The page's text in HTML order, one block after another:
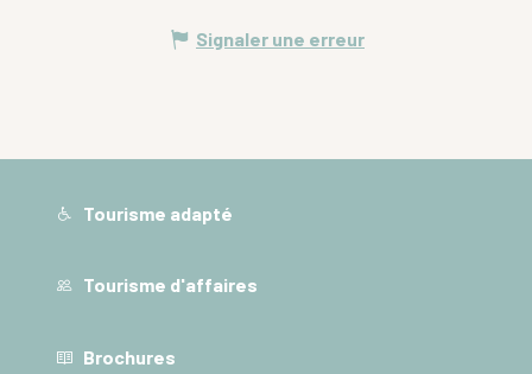
Signaler une erreur
Tourisme adapté
Tourisme d'affaires
Brochures